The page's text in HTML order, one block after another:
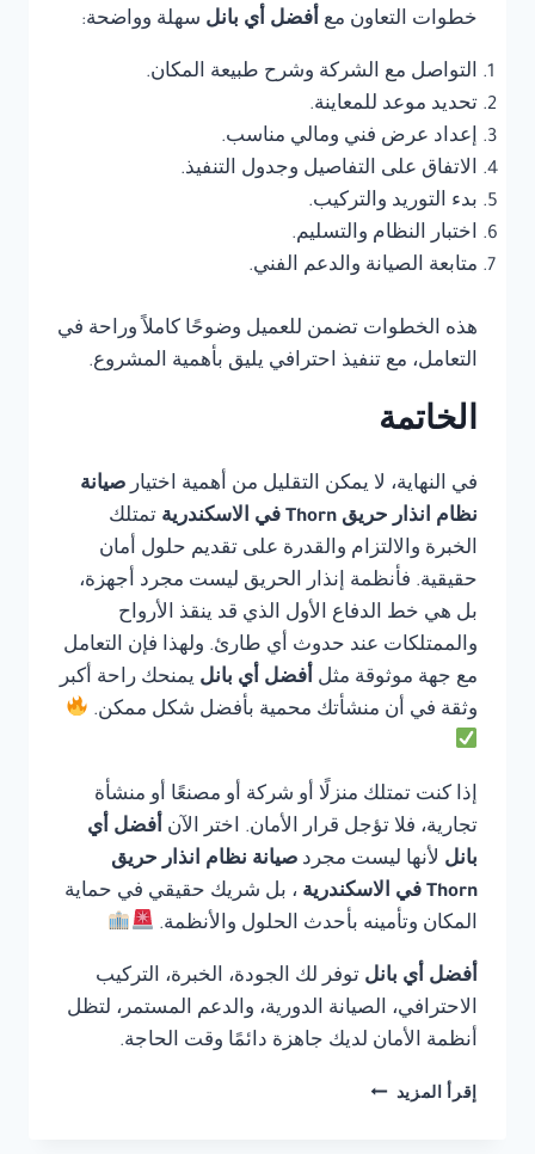
خطوات التعاون مع أفضل أي بانل سهلة وواضحة:
التواصل مع الشركة وشرح طبيعة المكان.
تحديد موعد للمعاينة.
إعداد عرض فني ومالي مناسب.
الاتفاق على التفاصيل وجدول التنفيذ.
بدء التوريد والتركيب.
اختبار النظام والتسليم.
متابعة الصيانة والدعم الفني.
هذه الخطوات تضمن للعميل وضوحًا كاملاً وراحة في
التعامل، مع تنفيذ احترافي يليق بأهمية المشروع.
الخاتمة
في النهاية، لا يمكن التقليل من أهمية اختيار صيانة
نظام انذار حريق Thorn في الاسكندرية
تمتلك
الخبرة والالتزام والقدرة على تقديم حلول أمان
حقيقية. فأنظمة إنذار الحريق ليست مجرد أجهزة،
بل هي خط الدفاع الأول الذي قد ينقذ الأرواح
والممتلكات عند حدوث أي طارئ. ولهذا فإن التعامل
مع جهة موثوقة مثل أفضل أي بانل يمنحك راحة أكبر
وثقة في أن منشأتك محمية بأفضل شكل ممكن.
إذا كنت تمتلك منزلًا أو شركة أو مصنعًا أو منشأة
تجارية، فلا تؤجل قرار الأمان. اختر الآن أفضل أي
بانل لأنها ليست مجرد صيانة نظام انذار حريق
Thorn في الاسكندرية
، بل شريك حقيقي في حماية
المكان وتأمينه بأحدث الحلول والأنظمة.
أفضل أي بانل توفر لك الجودة، الخبرة، التركيب
الاحترافي، الصيانة الدورية، والدعم المستمر، لتظل
أنظمة الأمان لديك جاهزة دائمًا وقت الحاجة.
إقرأ المزيد صيانة